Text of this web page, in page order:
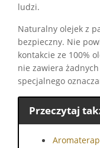
ludzi.
Naturalny olejek z
bezpieczny. Nie
kontakcie ze 100%
nie zawiera
specjalnego
Przeczytaj